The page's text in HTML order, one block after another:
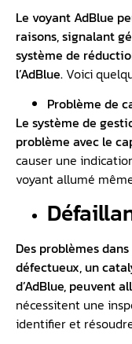
Le voyant AdBlue
raisons, signalant
système de
l’AdBlue. Voici
Problème de
Le système de
problème avec le
causer une
voyant allumé
Des problèmes
défectueux, un
d’AdBlue, peuvent
nécessitent une
identifier et